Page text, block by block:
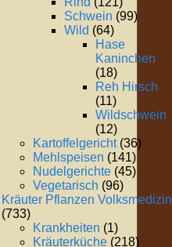
Schwein (99)
Wild (64)
Hase
Kaninchen
(18)
Reh Hirsch
(11)
Wildschwein
(12)
Kartoffelgericht(36)
Mehlspeisen (141)
Nudelgerichte (45)
Vegetarisch (96)
Kräuter Pflanzen Volksmedizin
(733)
Krankheiten (1)
Kräuterküche (218)